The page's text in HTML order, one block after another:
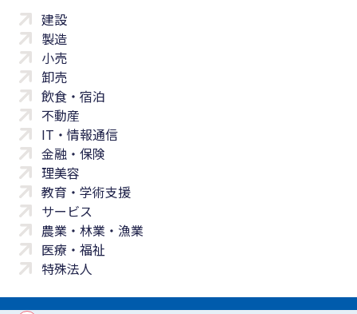
建設
製造
小売
卸売
飲食・宿泊
不動産
IT・情報通信
金融・保険
理美容
教育・学術支援
サービス
農業・林業・漁業
医療・福祉
特殊法人